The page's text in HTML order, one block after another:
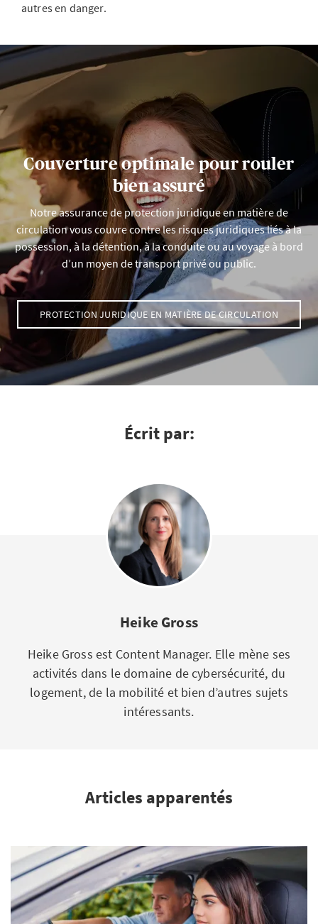
autres en danger.
Couverture optimale pour rouler
bien assuré
Notre assurance de protection juridique en matière de
circulation vous couvre contre les risques juridiques liés à la
possession, à la détention, à la conduite ou au voyage à bord
d’un moyen de transport privé ou public.
PROTECTION JURIDIQUE EN MATIÈRE DE CIRCULATION
Écrit par:
Heike Gross
Heike Gross est Content Manager. Elle mène ses
activités dans le domaine de cybersécurité, du
logement, de la mobilité et bien d’autres sujets
intéressants.
Articles apparentés